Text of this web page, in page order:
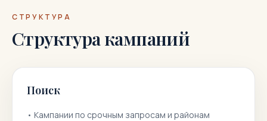
СТРУКТУРА
Структура кампаний
Поиск
• Кампании по срочным запросам и районам